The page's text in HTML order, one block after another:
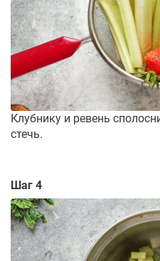
Клубнику и ревень
стечь.
Шаг 4